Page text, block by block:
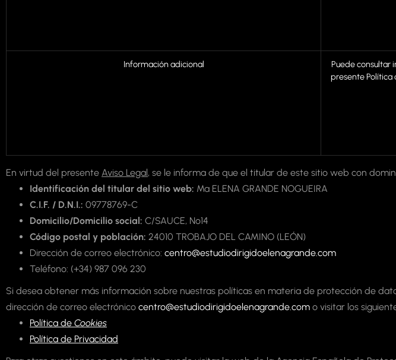
Información adicional
Puede consultar
presente Política
En virtud del presente Aviso Legal, se le informa de que el titular de este sitio web con
Identificación del titular del sitio web: Mª ELENA GRANDE NOGUEIRA
C.I.F. / D.N.I.: 09778769-C
Domicilio/Domicilio social: C/SAUCE, Nº14
Código postal y población: 24010 TROBAJO DEL CAMINO (LEÓN)
Dirección de correo electrónico: centro@estudiodirigidoelenagrande.com
Teléfono: (+34) 987 096 230
Si desea obtener más información sobre nuestras políticas en materia de protección de
dirección de correo electrónico centro@estudiodirigidoelenagrande.com o visitar los
Política de Cookies
Política de Privacidad